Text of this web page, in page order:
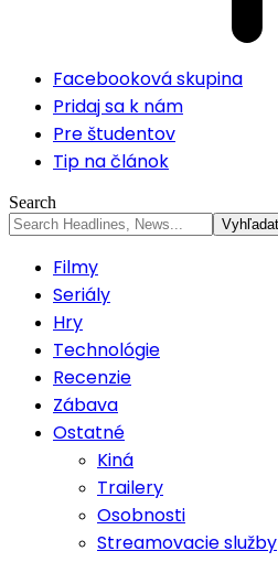
Facebooková skupina
Pridaj sa k nám
Pre študentov
Tip na článok
Search
Filmy
Seriály
Hry
Technológie
Recenzie
Zábava
Ostatné
Kiná
Trailery
Osobnosti
Streamovacie služby